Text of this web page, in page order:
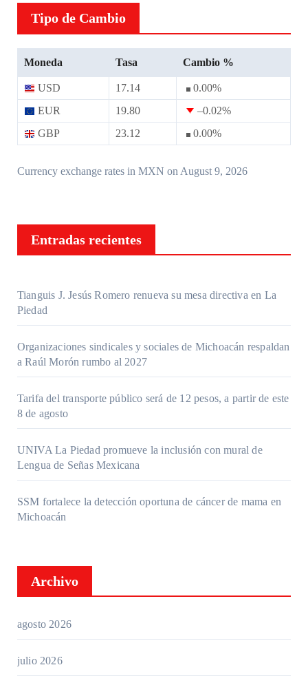
Tipo de Cambio
Moneda Tasa Cambio %
USD 17.14 0.00%
EUR
19.80 –0.02%
GBP
23.12 0.00%
Currency exchange rates in MXN on August 9, 2026
Entradas recientes
Tianguis J. Jesús Romero renueva su mesa directiva en La
Piedad
Organizaciones sindicales y sociales de Michoacán respaldan
a Raúl Morón rumbo al 2027
Tarifa del transporte público será de 12 pesos, a partir de este
8 de agosto
UNIVA La Piedad promueve la inclusión con mural de
Lengua de Señas Mexicana
SSM fortalece la detección oportuna de cáncer de mama en
Michoacán
Archivo
agosto 2026
julio 2026